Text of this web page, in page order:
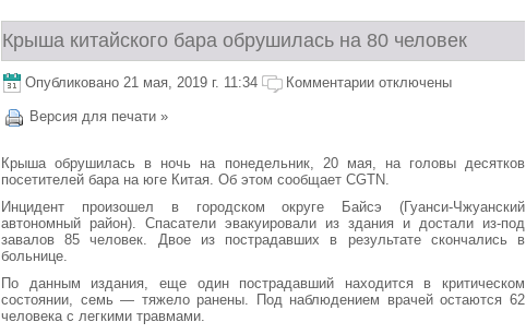
Крыша китайского бара обрушилась на 80 человек
Опубликовано 21 мая, 2019 г. 11:34 Комментарии отключены
Версия для печати »
Крыша обрушилась в ночь на понедельник, 20 мая, на головы десятков
посетителей бара на юге Китая. Об этом сообщает CGTN.
Инцидент произошел в городском округе Байсэ (Гуанси-Чжуанский
автономный район). Спасатели эвакуировали из здания и достали из-под
завалов 85 человек. Двое из пострадавших в результате скончались в
больнице.
По данным издания, еще один пострадавший находится в критическом
состоянии, семь — тяжело ранены. Под наблюдением врачей остаются 62
человека с легкими травмами.